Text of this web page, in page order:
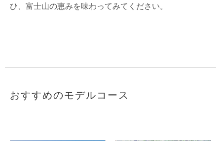
ひ、富士山の恵みを味わってみてください。
おすすめのモデルコース